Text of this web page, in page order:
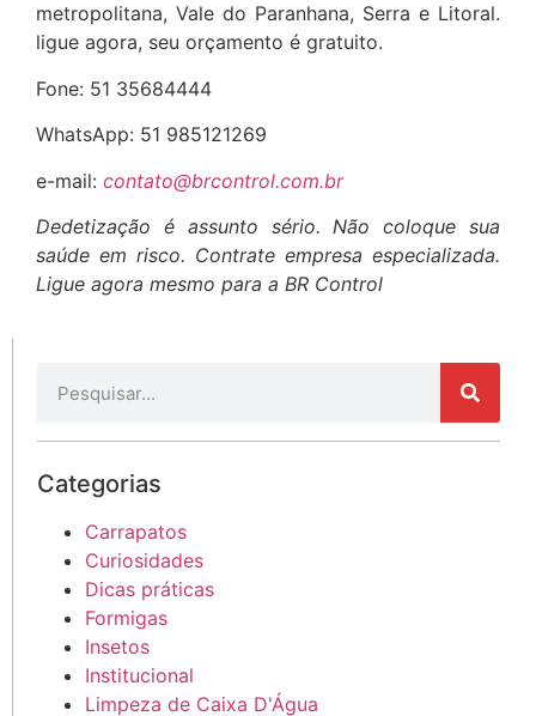
metropolitana, Vale do Paranhana, Serra e Litoral.
ligue agora, seu orçamento é gratuito.
Fone: 51 35684444
WhatsApp: 51 985121269
e-mail: contato@brcontrol.com.br
Dedetização é assunto sério. Não coloque sua
saúde em risco. Contrate empresa especializada.
Ligue agora mesmo para a BR Control
Categorias
Carrapatos
Curiosidades
Dicas práticas
Formigas
Insetos
Institucional
Limpeza de Caixa D'Água